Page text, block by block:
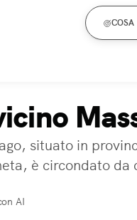
COSA
situato in
è circondato da
AI